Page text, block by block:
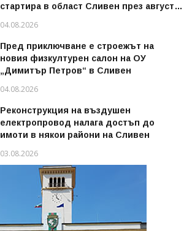
стартира в област Сливен през август
04.08.2026
Пред приключване е строежът на
новия физкултурен салон на ОУ
„Димитър Петров“ в Сливен
04.08.2026
Реконструкция на въздушен
електропровод налага достъп до
имоти в някои райони на Сливен
03.08.2026